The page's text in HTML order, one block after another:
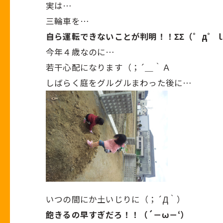
実は…
三輪車を…
自ら運転できないことが判明！！ΣΣ（゜д゜
今年４歳なのに…
若干心配になります（；´＿｀Ａ
しばらく庭をグルグルまわった後に…
いつの間にか土いじりに（；´Д｀）
飽きるの早すぎだろ！！（´－ω－‘）